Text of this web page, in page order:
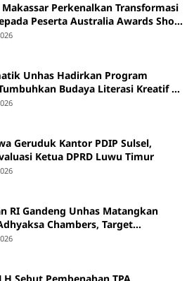
Perkenalkan Transformasi
Peserta Australia Awards Short
Unhas Hadirkan Program
Tumbuhkan Budaya Literasi Kreatif di
Takalar
Geruduk Kantor PDIP Sulsel,
Ketua DPRD Luwu Timur
RI Gandeng Unhas Matangkan
Chambers, Target
2027